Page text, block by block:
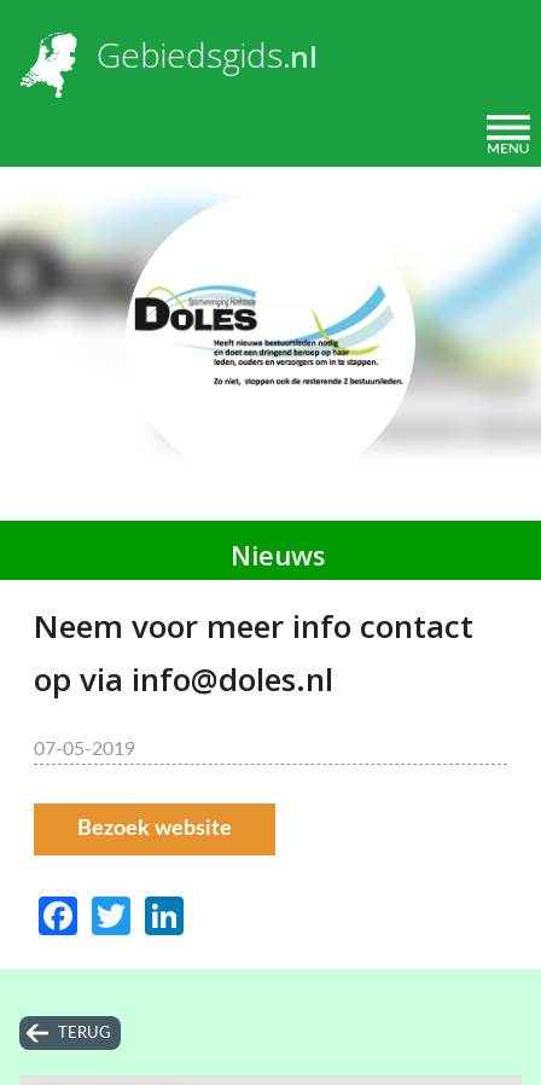
Nieuws
Gebiedsgids.nl
TERUG
Neem voor meer info contact
op via info@doles.nl
07-05-2019
Bezoek website
Facebook
Twitter